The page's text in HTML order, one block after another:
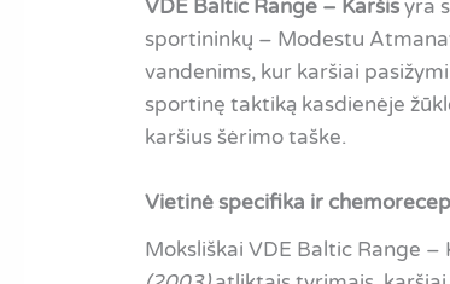
VDE Baltic Range – Karšisyra
sportininkų – Modestu
vandenims, kur karšiai
sportinę taktiką kasdienėje
karšius šėrimo taške.
Vietinė specifika ir
Moksliškai VDE Baltic Range